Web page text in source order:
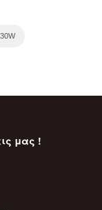
μας !